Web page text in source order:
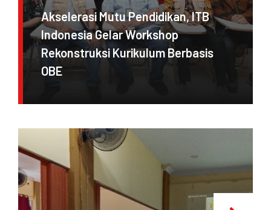
Akselerasi Mutu Pendidikan, ITB
Indonesia Gelar Workshop
Rekonstruksi Kurikulum Berbasis
OBE